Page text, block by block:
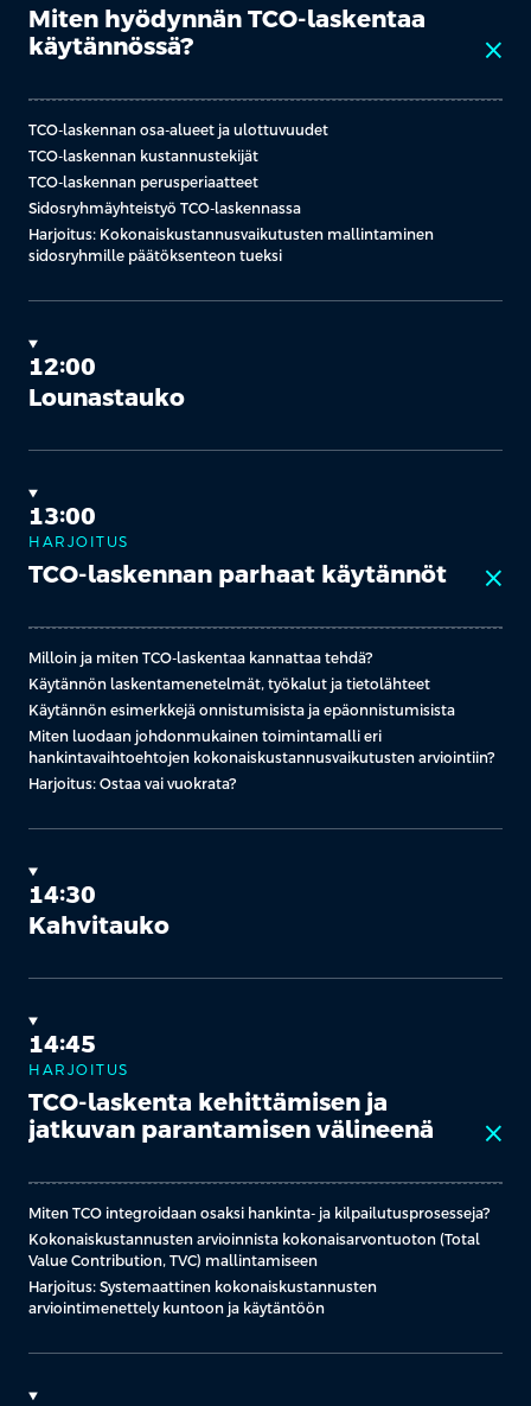
Miten hyödynnän TCO-laskentaa
käytännössä?
close
TCO-laskennan osa-alueet ja ulottuvuudet
TCO-laskennan kustannustekijät
TCO-laskennan perusperiaatteet
Sidosryhmäyhteistyö TCO-laskennassa
Harjoitus: Kokonaiskustannusvaikutusten mallintaminen
sidosryhmille päätöksenteon tueksi
12:00
Lounastauko
13:00
HARJOITUS
TCO-laskennan parhaat käytännöt close
Milloin ja miten TCO-laskentaa kannattaa tehdä?
Käytännön laskentamenetelmät, työkalut ja tietolähteet
Käytännön esimerkkejä onnistumisista ja epäonnistumisista
Miten luodaan johdonmukainen toimintamalli eri
hankintavaihtoehtojen kokonaiskustannusvaikutusten arviointiin?
Harjoitus: Ostaa vai vuokrata?
14:30
Kahvitauko
14:45
HARJOITUS
TCO-laskenta kehittämisen ja
jatkuvan parantamisen välineenä
close
Miten TCO integroidaan osaksi hankinta- ja kilpailutusprosesseja?
Kokonaiskustannusten arvioinnista kokonaisarvontuoton (Total
Value Contribution, TVC) mallintamiseen
Harjoitus: Systemaattinen kokonaiskustannusten
arviointimenettely kuntoon ja käytäntöön